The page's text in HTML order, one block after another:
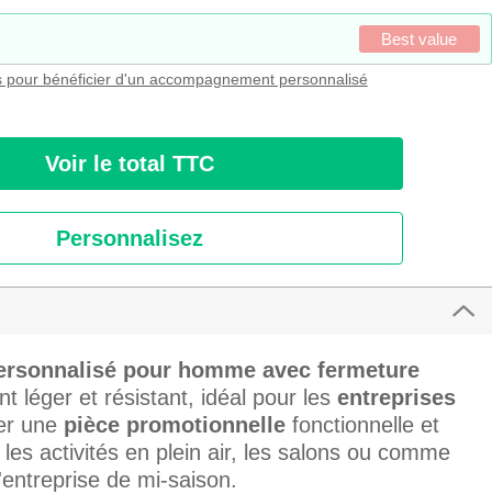
Best value
pour bénéficier d'un accompagnement personnalisé
Voir le total TTC
Personnalisez
pour homme avec fermeture
léger et résistant, idéal pour les entreprises
une pièce promotionnellefonctionnelle et
activités en plein air, les salons ou comme
de mi-saison.